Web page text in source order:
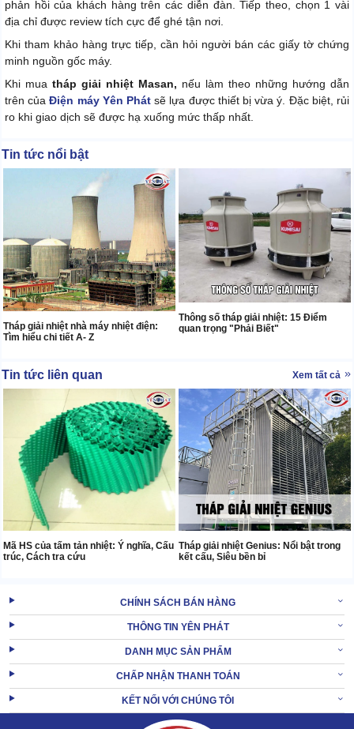
phản hồi của khách hàng trên các diễn đàn. Tiếp theo, chọn 1 vài
địa chỉ được review tích cực để ghé tận nơi.
Khi tham khảo hàng trực tiếp, cần hỏi người bán các giấy tờ chứng
minh nguồn gốc máy.
Khi mua tháp giải nhiệt Masan, nếu làm theo những hướng dẫn
trên củaĐiện máy Yên Phát sẽ lựa được thiết bị vừa ý. Đặc biệt, rủi
ro khi giao dịch sẽ được hạ xuống mức thấp nhất.
Tin tức nổi bật
Tháp giải nhiệt nhà máy nhiệt điện:
Tìm hiểu chi tiết A- Z
Thông số tháp giải nhiệt: 15 Điểm
quan trọng "Phải Biết"
Tin tức liên quan Xem tất cả
Mã HS của tấm tản nhiệt: Ý nghĩa, Cấu
trúc, Cách tra cứu
Tháp giải nhiệt Genius: Nổi bật trong
kết cấu, Siêu bền bỉ
CHÍNH SÁCH BÁN HÀNG
THÔNG TIN YÊN PHÁT
DANH MỤC SẢN PHẨM
CHẤP NHẬN THANH TOÁN
KẾT NỐI VỚI CHÚNG TÔI